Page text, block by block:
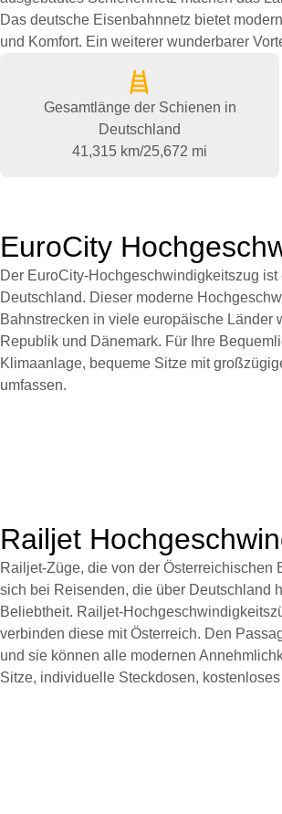
Das deutsche Eisenbahnnetz bietet
und Komfort. Ein weiterer wunderbarer
Gesamtlänge der Schienen in
Deutschland
41,315 km/25,672 mi
EuroCity
Der EuroCity-Hochgeschwindigkeitszug
Deutschland. Dieser moderne
Bahnstrecken in viele europäische Länder
Republik und Dänemark. Für Ihre
Klimaanlage, bequeme Sitze mit
umfassen.
Railjet
Railjet-Züge, die von der Österreichischen
sich bei Reisenden, die über Deutschland
Beliebtheit. Railjet-
verbinden diese mit Österreich. Den
und sie können alle modernen
Sitze, individuelle Steckdosen,